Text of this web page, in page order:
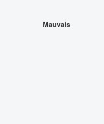
Mauvais